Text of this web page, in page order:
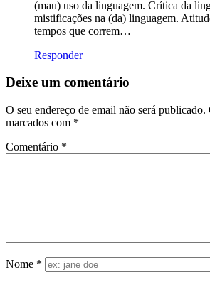
(mau) uso da linguagem. Crítica da
mistificações na (da) linguagem.
tempos que correm…
Responder
Deixe um comentário
O seu endereço de email não será publicado.
marcados com *
Comentário *
Nome *